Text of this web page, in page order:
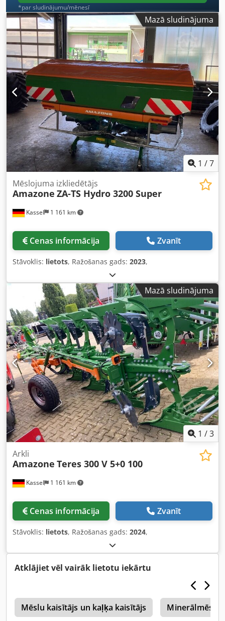
*par sludinājumu/mēnesī
Mazā sludinājuma
1 /7
Kassel 1 161 km
Mēslojuma izkliedētājs
Amazone ZA-TS Hydro 3200 Super
Cenas informācija Zvanīt
Stāvoklis: lietots, Ražošanas gads: 2023,
Mazā sludinājuma
1 /3
Kassel 1 161 km
Arkli
Amazone Teres 300 V 5+0 100
Cenas informācija Zvanīt
Stāvoklis: lietots, Ražošanas gads: 2024,
Atklājiet vēl vairāk lietotu iekārtu
Mēslu kaisītājs un kaļķa kaisītājs Minerālmēslu